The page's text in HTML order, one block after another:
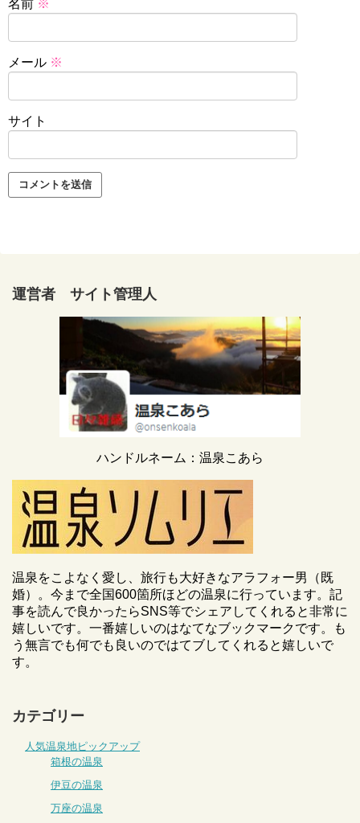
名前 ※
メール ※
サイト
運営者 サイト管理人
ハンドルネーム：温泉こあら
温泉をこよなく愛し、旅行も大好きなアラフォー男（既
婚）。今まで全国600箇所ほどの温泉に行っています。記
事を読んで良かったらSNS等でシェアしてくれると非常に
嬉しいです。一番嬉しいのはなてなブックマークです。も
う無言でも何でも良いのではてブしてくれると嬉しいで
す。
カテゴリー
人気温泉地ピックアップ
箱根の温泉
伊豆の温泉
万座の温泉